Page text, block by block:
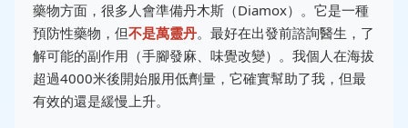
藥物方面，很多人會準備丹木斯（Diamox）。它是一種
預防性藥物，但不是萬靈丹。最好在出發前諮詢醫生，了
解可能的副作用（手腳發麻、味覺改變）。我個人在海拔
超過4000米後開始服用低劑量，它確實幫助了我，但最
有效的還是緩慢上升。